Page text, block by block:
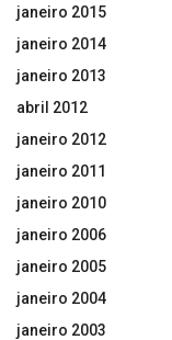
janeiro 2015
janeiro 2014
janeiro 2013
abril 2012
janeiro 2012
janeiro 2011
janeiro 2010
janeiro 2006
janeiro 2005
janeiro 2004
janeiro 2003